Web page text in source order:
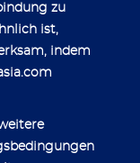
zu
ist,
indem